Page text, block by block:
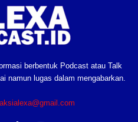
berbentuk Podcast atau Talk
namun lugas dalam mengabarkan.